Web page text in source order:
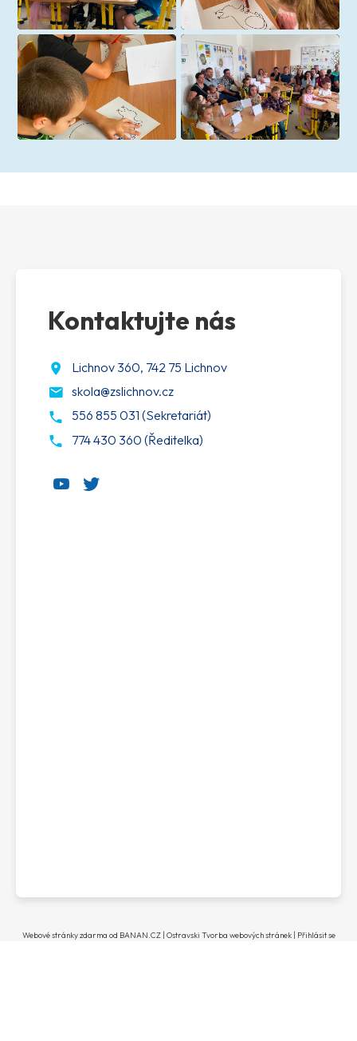
Kontaktujte nás
Lichnov 360, 742 75 Lichnov
skola@zslichnov.cz
556 855 031 (Sekretariát)
774 430 360 (Ředitelka)
Webové stránky zdarma od BANAN.CZ| Ostravski Tvorba webových stránek | Přihlásit se